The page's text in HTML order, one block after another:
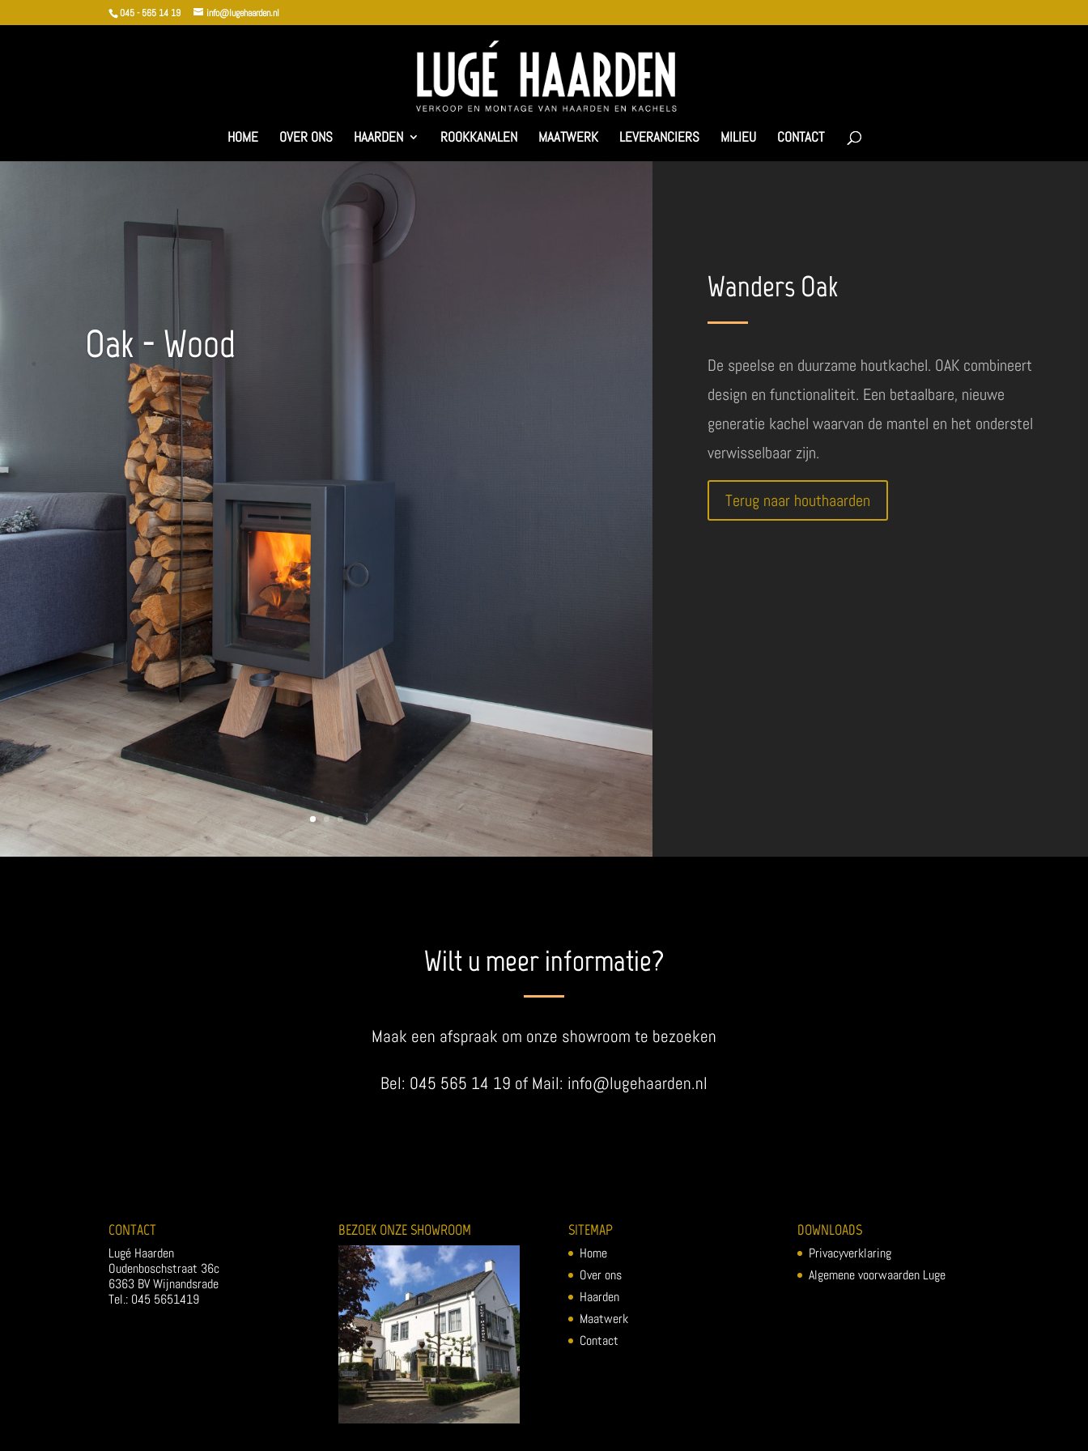
045 - 565 14 19 info@lugehaarden.nl
HOME OVER ONS HAARDEN ROOKKANALEN MAATWERK LEVERANCIERS MILIEU CONTACT
Oak - Wood
Wanders Oak
De speelse en duurzame houtkachel. OAK combineert
design en functionaliteit. Een betaalbare, nieuwe
generatie kachel waarvan de mantel en het onderstel
verwisselbaar zijn.
Terug naar houthaarden
Wilt u meer informatie?
Maak een afspraak om onze showroom te bezoeken
Bel: 045 565 14 19 of Mail: info@lugehaarden.nl
CONTACT
Lugé Haarden
Oudenboschstraat 36c
6363 BV Wijnandsrade
Tel.: 045 5651419
BEZOEK ONZE SHOWROOM SITEMAP
Home
Over ons
Haarden
Maatwerk
Contact
DOWNLOADS
Privacyverklaring
Algemene voorwaarden Luge